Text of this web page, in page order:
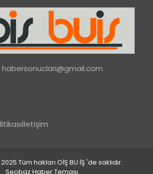
habersonuclari@gmail.com
İletişim
Tüm hakları OİŞ BU İŞ 'de saklıdır.
Seobaz Haber Teması